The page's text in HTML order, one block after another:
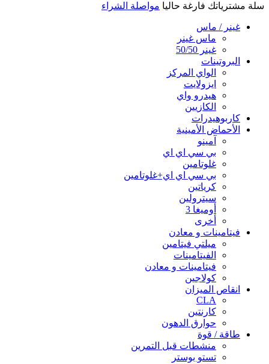
سلة مشترياتك فارغة حاليا مواصلة الشراء
غينر / ماس
ماس غينر
غينر 50/50
البروتينات
الواي المركز
ايزولايت
هيدرو واي
الكازيين
كاربوهيدرات
الأحماض الأمينية
آمينو
بي سي اي اي
غلوتامين
بي سي اي اي+غلوتامين
كرياتين
سيترولين
أوميغا 3
أخرى
فيتامينات و معادن
ميلتي فيتامين
الفيتامينات
فيتامينات و معادن
كولاجين
انقاص الميزان
CLA
كارنتين
حوارق الدهون
طاقة / قوة
منشطات قبل التمرين
تستو بوستر